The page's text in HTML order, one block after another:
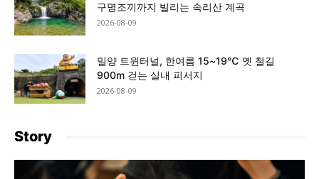
구명조끼까지 빌리는 속리산 계곡
2026-08-09
밀양 트윈터널, 한여름 15~19℃ 옛 철길
900m 걷는 실내 피서지
2026-08-09
Story